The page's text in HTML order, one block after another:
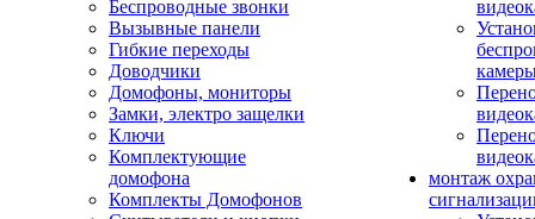
Беспроводные звонки
Вызывные панели
Гибкие переходы
Доводчики
Домофоны, мониторы
Замки, электро защелки
Ключи
Комплектующие
домофона
Комплекты Домофонов
монтаж